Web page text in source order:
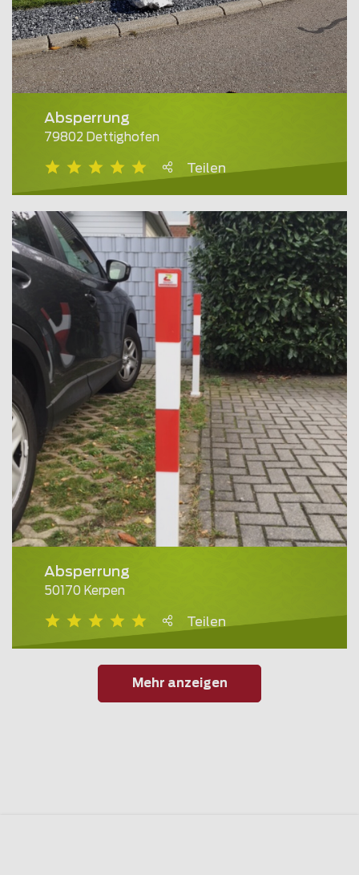
Absperrung
79802 Dettighofen
Teilen
Absperrung
50170 Kerpen
Teilen
Mehr anzeigen